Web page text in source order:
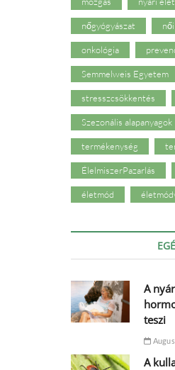
nőgyógyászat
onkológia
Semmelweis Egyetem
stresszcsökkentés
Szezonális alapanyagok
termékenység
ÉlelmiszerPazarlás
életmód
A
teszi
A